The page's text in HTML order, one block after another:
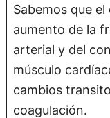
Sabemos que
aumento de la
arterial y del
músculo
cambios
coagulación.